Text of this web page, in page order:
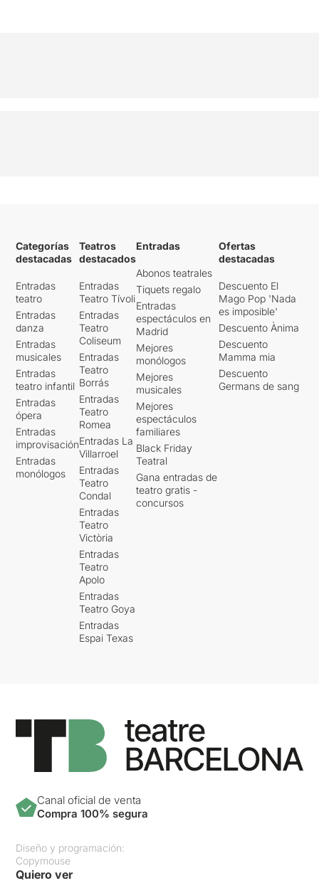
Categorías
destacadas
Entradas
teatro
Entradas
danza
Entradas
musicales
Entradas
teatro infantil
Entradas
ópera
Entradas
improvisación
Entradas
monólogos
Teatros
destacados
Entradas
Teatro Tívoli
Entradas
Teatro
Coliseum
Entradas
Teatro
Borrás
Entradas
Teatro
Romea
Entradas La
Villarroel
Entradas
Teatro
Condal
Entradas
Teatro
Victòria
Entradas
Teatro
Apolo
Entradas
Teatro Goya
Entradas
Espai Texas
Entradas
Abonos teatrales
Tiquets regalo
Entradas
espectáculos en
Madrid
Mejores
monólogos
Mejores
musicales
Mejores
espectáculos
familiares
Black Friday
Teatral
Gana entradas de
teatro gratis -
concursos
Ofertas
destacadas
Descuento El
Mago Pop 'Nada
es imposible'
Descuento Ànima
Descuento
Mamma mia
Descuento
Germans de sang
Canal oficial de venta
Compra 100% segura
Diseño y programación:
Copymouse
Quiero ver